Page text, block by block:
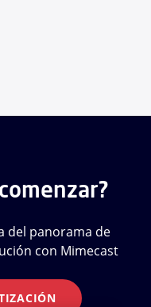
del panorama de
con Mimecast